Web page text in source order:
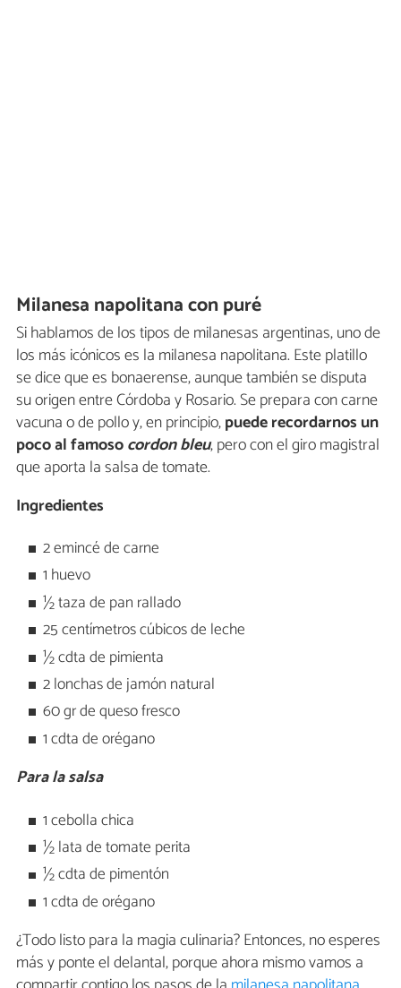
Milanesa napolitana con puré
Si hablamos de los tipos de milanesas argentinas, uno de
los más icónicos es la milanesa napolitana. Este platillo
se dice que es bonaerense, aunque también se disputa
su origen entre Córdoba y Rosario. Se prepara con carne
vacuna o de pollo y, en principio,puede recordarnos un
poco al famosocordon bleu, pero con el giro magistral
que aporta la salsa de tomate.
Ingredientes
2 emincé de carne
1 huevo
½ taza de pan rallado
25 centímetros cúbicos de leche
½ cdta de pimienta
2 lonchas de jamón natural
60 gr de queso fresco
1 cdta de orégano
Para la salsa
1 cebolla chica
½ lata de tomate perita
½ cdta de pimentón
1 cdta de orégano
¿Todo listo para la magia culinaria? Entonces, no esperes
más y ponte el delantal, porque ahora mismo vamos a